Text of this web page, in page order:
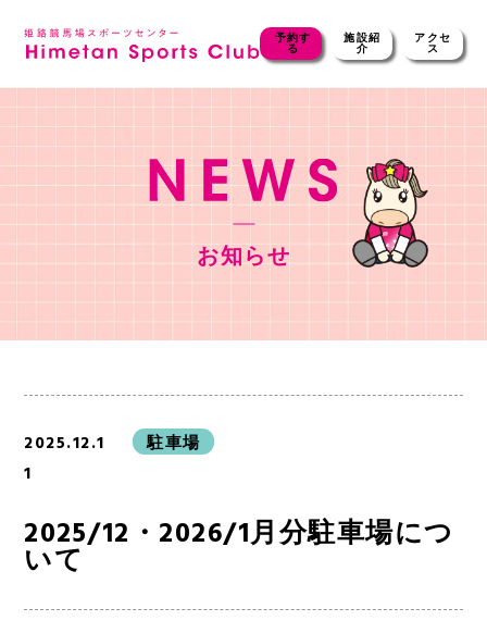
予約す
る
施設紹
介
アクセ
ス
お知らせ
2025.12.1
1
駐車場
2025/12・2026/1月分駐車場につ
いて